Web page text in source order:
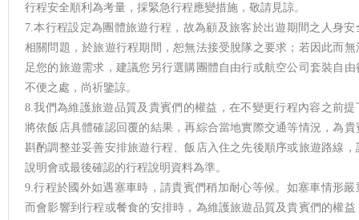
行程安全順利為考量，採緊急行程應變措施，敬請見諒。
7.本行程設定為團體旅遊行程，故為顧及旅客於出遊期間之人身安
相關問題，於旅遊行程期間，恕無法接受脫隊之要求；若因此而無
足您的旅遊需求，建議您另行選購團體自由行或航空公司套裝自由
不便之處，尚祈鑒諒。
8.我們為維護旅遊品質及貴賓們的權益，在不變更行程內容之前提
將依飯店具體確認回覆的結果，再綜合當地實際交通等情況，為貴
斟酌調整並妥善安排旅遊行程、飯店入住之先後順序或旅遊路線，
說明會或最後確認的行程說明資料為準。
9.行程於國外如遇塞車時，請貴賓們稍加耐心等候。如塞車情形嚴
而會影響到行程或餐食的安排時，為維護旅遊品質及貴賓們的權益